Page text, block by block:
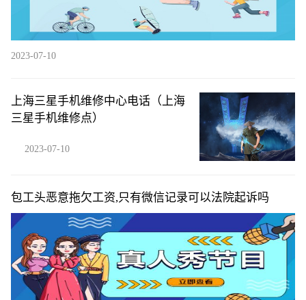
2023-07-10
上海三星手机维修中心电话（上海
三星手机维修点）
2023-07-10
包工头恶意拖欠工资,只有微信记录可以法院起诉吗